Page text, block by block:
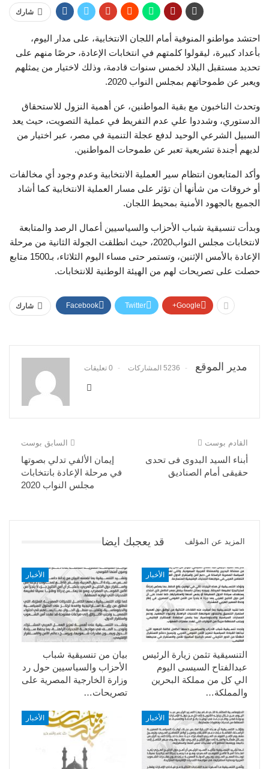
شارك
احتشد مواطنو المنوفية أمام اللجان الانتخابية، على مدار اليوم،
بأعداد كبيرة، ليقولوا كلمتهم في انتخابات الإعادة، حرصًا منهم على
تحديد مستقبل البلاد لخمس سنوات قادمة، وذلك لاختيار من يمثلهم
ويعبر عن طموحاتهم بمجلس النواب 2020.
وتحدث الناخبون مع بقية المواطنين، عن أهمية النزول للاستحقاق
الدستوري، وشددوا علي عدم التفريط في عملية التصويت، حيث يعد
السبيل الشرعي الوحيد لدفع عجلة التنمية في مصر، عبر اختيار من
لديهم أجندة تشريعية تعبر عن طموحات المواطنين.
وأكد المتابعون انتظام سير العملية الانتخابية وعدم وجود أي مخالفات
أو خروقات من شأنها أن تؤثر على مسار العملية الانتخابية كما أشاد
الجميع بالجهود الأمنية بمحيط اللجان.
وبدأت تنسيقية شباب الأحزاب والسياسيين أعمال الرصد والمتابعة
لانتخابات مجلس النواب2020، حيث انطلقت الجولة الثانية من مرحلة
الإعادة بالأمس الإثنين، وتستمر حتى مساء اليوم الثلاثاء، بـ1500 متابع
حصلت على تصريحات لهم من الهيئة الوطنية للانتخابات.
شارك Facebook Twitter Google+
مدير الموقع 5236 المشاركات 0 تعليقات
السابق بوست
إيمان الألفي تدلي بصوتها
في مرحلة الإعادة بانتخابات
مجلس النواب 2020
القادم بوست
أبناء السيد البدوى فى تحدى
حقيقى أمام الصناديق
قد يعجبك ايضا المزيد عن المؤلف
الأخبار
بيان من تنسيقية شباب
الأحزاب والسياسيين حول رد
وزارة الخارجية المصرية على
تصريحات…
الأخبار
التنسيقية تثمن زيارة الرئيس
عبدالفتاح السيسى اليوم
الي كل من مملكة البحرين
والمملكة…
الأخبار الأخبار